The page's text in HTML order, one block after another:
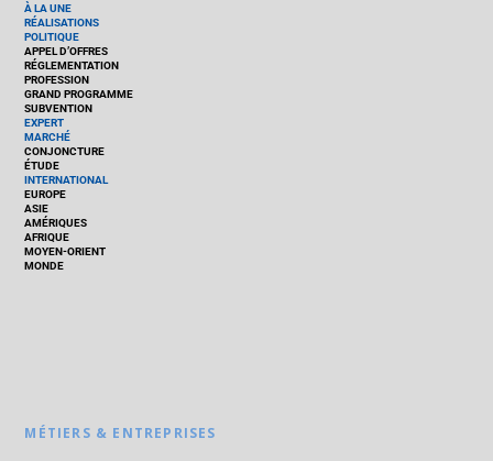
À LA UNE
RÉALISATIONS
POLITIQUE
APPEL D’OFFRES
RÉGLEMENTATION
PROFESSION
GRAND PROGRAMME
SUBVENTION
EXPERT
MARCHÉ
CONJONCTURE
ÉTUDE
INTERNATIONAL
EUROPE
ASIE
AMÉRIQUES
AFRIQUE
MOYEN-ORIENT
MONDE
MÉTIERS & ENTREPRISES